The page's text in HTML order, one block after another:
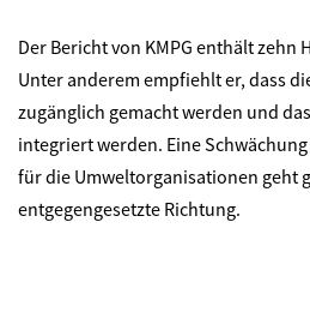
Der Bericht von KMPG enthält
Unter anderem empfiehlt er, dass
zugänglich gemacht werden und
integriert werden. Eine
für die Umweltorganisationen geht
entgegengesetzte Richtung.